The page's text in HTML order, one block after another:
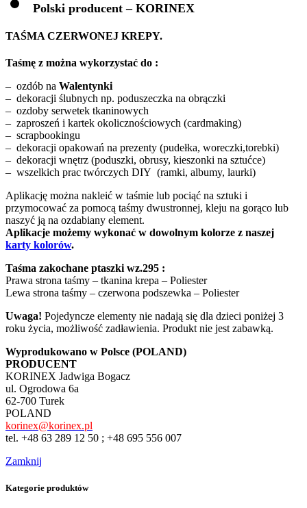
Polski producent – KORINEX
TAŚMA CZERWONEJ KREPY.
Taśmę z można wykorzystać do :
– ozdób na Walentynki
– dekoracji ślubnych np. poduszeczka na obrączki
– ozdoby serwetek tkaninowych
– zaproszeń i kartek okolicznościowych (cardmaking)
– scrapbookingu
– dekoracji opakowań na prezenty (pudełka, woreczki,torebki)
– dekoracji wnętrz (poduszki, obrusy, kieszonki na sztućce)
– wszelkich prac twórczych DIY (ramki, albumy, laurki)
Aplikację można nakleić w taśmie lub pociąć na sztuki i
przymocować za pomocą taśmy dwustronnej, kleju na gorąco lub
naszyć ją na ozdabiany element.
Aplikacje możemy wykonać w dowolnym kolorze z naszej
karty kolorów.
Taśma zakochane ptaszki wz.295 :
Prawa strona taśmy – tkanina krepa – Poliester
Lewa strona taśmy – czerwona podszewka – Poliester
Uwaga! Pojedyncze elementy nie nadają się dla dzieci poniżej 3
roku życia, możliwość zadławienia. Produkt nie jest zabawką.
Wyprodukowano w Polsce (POLAND)
PRODUCENT
KORINEX Jadwiga Bogacz
ul. Ogrodowa 6a
62-700 Turek
POLAND
korinex@korinex.pl
tel. +48 63 289 12 50 ; +48 695 556 007
Zamknij
Kategorie produktów